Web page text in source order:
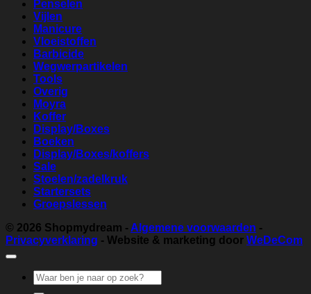
Penselen
Vijlen
Manicure
Vloeistoffen
Barbicide
Wegwerpartikelen
Tools
Overig
Moyra
Koffer
Display/Boxes
Boeken
Display/Boxes/koffers
Sale
Stoelen/zadelkruk
Startersets
Groepslessen
© 2026 Shopmydream - Algemene voorwaarden -
Privacyverklaring - Website & marketing door WeDeCom
Zoeken
naar: